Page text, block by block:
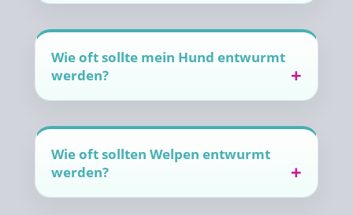
Wie oft sollte mein Hund entwurmt
werden?
Wie oft sollten Welpen entwurmt
werden?